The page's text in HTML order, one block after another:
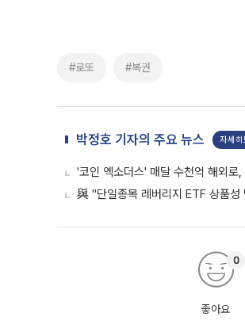
#로또 #복권
박정호 기자의 주요 뉴스 자세히
'코인 엑소더스' 매달 수천억 해외로
與 "단일종목 레버리지 ETF 상품
좋아요
0